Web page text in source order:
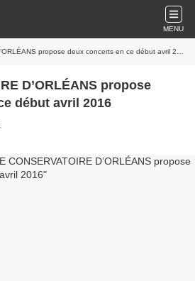
MENU
propose deux concerts en ce début avril 2016
D’ORLÉANS propose
début avril 2016